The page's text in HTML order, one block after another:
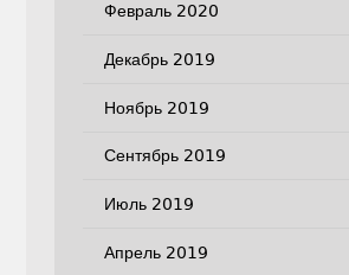
Февраль 2020
Декабрь 2019
Ноябрь 2019
Сентябрь 2019
Июль 2019
Апрель 2019